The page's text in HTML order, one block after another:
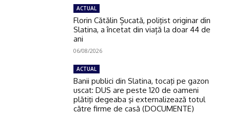
ACTUAL
Florin Cătălin Șucată, poliţist originar din
Slatina, a încetat din viață la doar 44 de
ani
06/08/2026
ACTUAL
Banii publici din Slatina, tocaţi pe gazon
uscat: DUS are peste 120 de oameni
plătiţi degeaba şi externalizează totul
către firme de casă (DOCUMENTE)